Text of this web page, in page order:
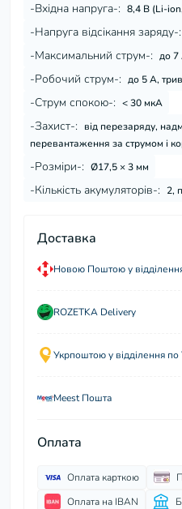
-Вхідна напруга-: 8,4 В (Li-
-Напруга відсікання заряду-:
-Максимальний струм-: до 7
-Робочий струм-: до 5 А,
-Струм спокою-: < 30 мкА
-Захист-:
від перезаряду,
перевантаження за струмом і
-Розміри-: Ø17,5 × 3 мм
-Кількість акумуляторів-: 2,
Доставка
Новою Поштою у
ROZETKA Delivery
Укрпоштою у відділення по
Meest Пошта
Оплата
Оплата карткою
Оплата на IBAN